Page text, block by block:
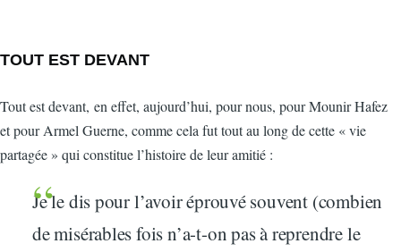
TOUT EST DEVANT
Tout est devant, en effet, aujourd’hui, pour nous, pour Mounir Hafez
et pour Armel Guerne, comme cela fut tout au long de cette « vie
partagée » qui constitue l’histoire de leur amitié :
Je le dis pour l’avoir éprouvé souvent (combien
de misérables fois n’a-t-on pas à reprendre le